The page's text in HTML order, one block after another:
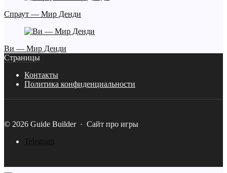
Спраут — Мир Денди
Ви — Мир Денди
Страницы
Контакты
Политика конфиденциальности
© 2026 Guide Builder· Сайт про игры
Telegram